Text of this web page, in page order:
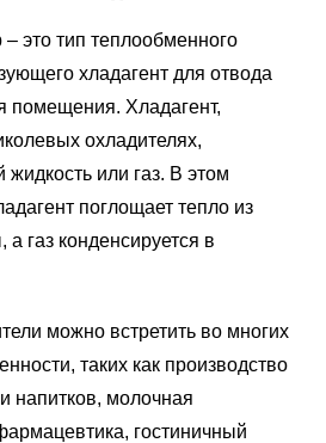
это тип теплообменного
хладагент для отвода
помещения. Хладагент,
охладителях,
жидкость или газ. В этом
поглощает тепло из
газ конденсируется в
можно встретить во многих
таких как производство
напитков, молочная
гостиничный